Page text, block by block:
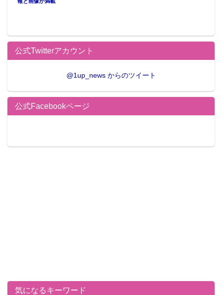
この記事が気に入ったらフォローしよう
公式Twitterアカウント
@1up_news からのツイート
公式Facebookページ
気になるキーワード